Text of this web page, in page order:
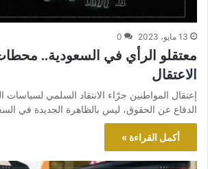
13 مايو، 2023 0
معتقلو الرأي في السعودية..
الاعتقال
إعتقال المواطنين جرّاء الانتقاد السلمي لسياسات
الدفاع عن الحقوق، ليس بالظاهرة الجديدة في
أكمل القراءة »